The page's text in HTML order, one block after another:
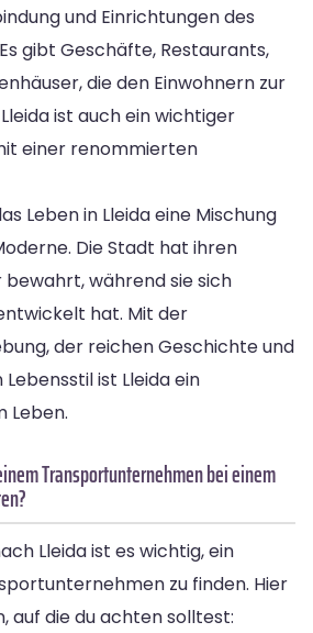
und Einrichtungen des
gibt Geschäfte, Restaurants,
die den Einwohnern zur
ist auch ein wichtiger
einer renommierten
Leben in Lleida eine Mischung
Die Stadt hat ihren
während sie sich
hat. Mit der
der reichen Geschichte und
ist Lleida ein
Leben.
Transportunternehmen bei einem
Lleida ist es wichtig, ein
zu finden. Hier
auf die du achten solltest: